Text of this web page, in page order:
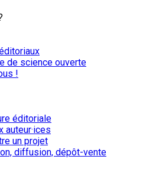
de science ouverte
!
éditoriale
auteur·ices
un projet
diffusion, dépôt-vente